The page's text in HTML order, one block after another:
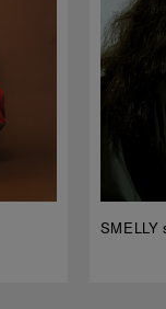
SMELLY